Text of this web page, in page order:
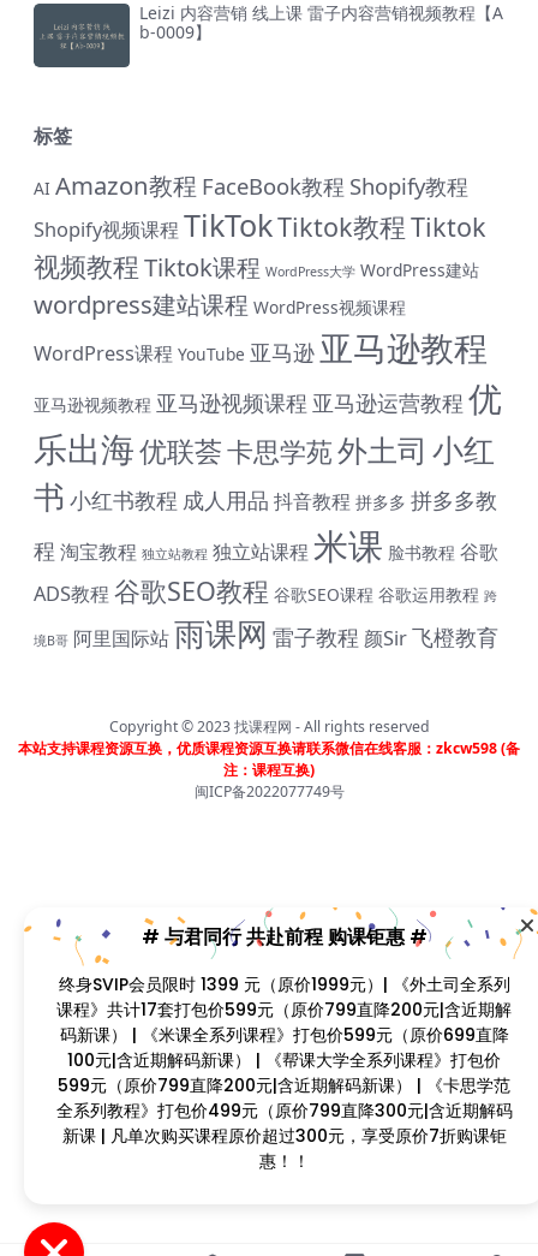
Leizi 内容营销 线上课 雷子内容营销视频教程【A
b-0009】
标签
AI Amazon教程 FaceBook教程 Shopify教程
Shopify视频课程TikTokTiktok教程Tiktok
视频教程Tiktok课程 WordPress大学 WordPress建站
wordpress建站课程 WordPress视频课程
WordPress课程 YouTube 亚马逊 亚马逊教程
亚马逊视频教程 亚马逊视频课程 亚马逊运营教程 优
乐出海优联荟卡思学苑外土司 小红
书 小红书教程 成人用品 抖音教程 拼多多 拼多多教
程 淘宝教程 独立站教程 独立站课程米课 脸书教程 谷歌
ADS教程谷歌SEO教程 谷歌SEO课程 谷歌运用教程 跨
境B哥 阿里国际站雨课网 雷子教程 颜Sir飞橙教育
Copyright © 2023找课程网 - All rights reserved
本站支持课程资源互换，优质课程资源互换请联系微信在线客服：zkcw598 (备
注：课程互换)
闽ICP备2022077749号
# 与君同行 共赴前程 购课钜惠 #
课） | 《米课全系列课程》打包价599元（原价699直降100元|